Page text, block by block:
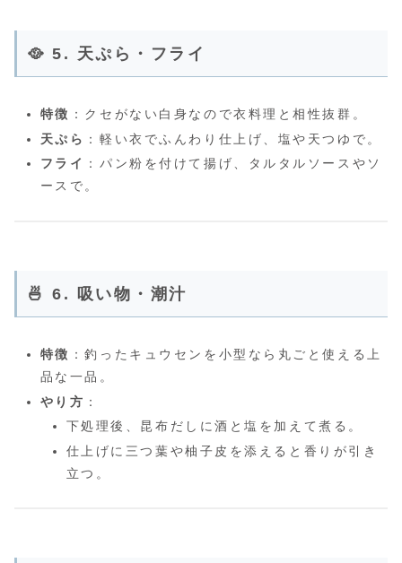
🥘 5. 天ぷら・フライ
特徴 ：クセがない白身なので衣料理と相性抜群。
天ぷら ：軽い衣でふんわり仕上げ、塩や天つゆで。
フライ
：パン粉を付けて揚げ、タルタルソースやソ
ースで。
🍜 6. 吸い物・潮汁
特徴 ：釣ったキュウセンを小型なら丸ごと使える上
品な一品。
やり方 ：
下処理後、昆布だしに酒と塩を加えて煮る。
仕上げに三つ葉や柚子皮を添えると香りが引き
立つ。